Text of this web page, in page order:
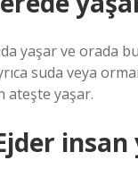
yaşar ve orada
suda veya
ateşte yaşar.
insan